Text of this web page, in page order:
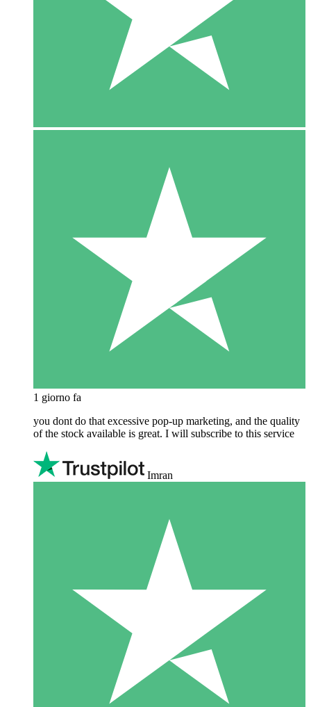
1 giorno fa
you dont do that excessive pop-up marketing, and the quality
of the stock available is great. I will subscribe to this service
Imran